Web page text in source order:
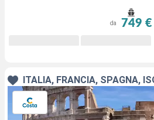
da 749 €
ITALIA, FRANCIA, SPAGNA,